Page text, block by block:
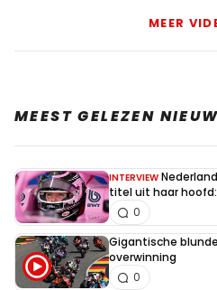
MEER
MEEST GELEZEN
INTERVIEW
titel uit haar
0
Gigantische
overwinning
0